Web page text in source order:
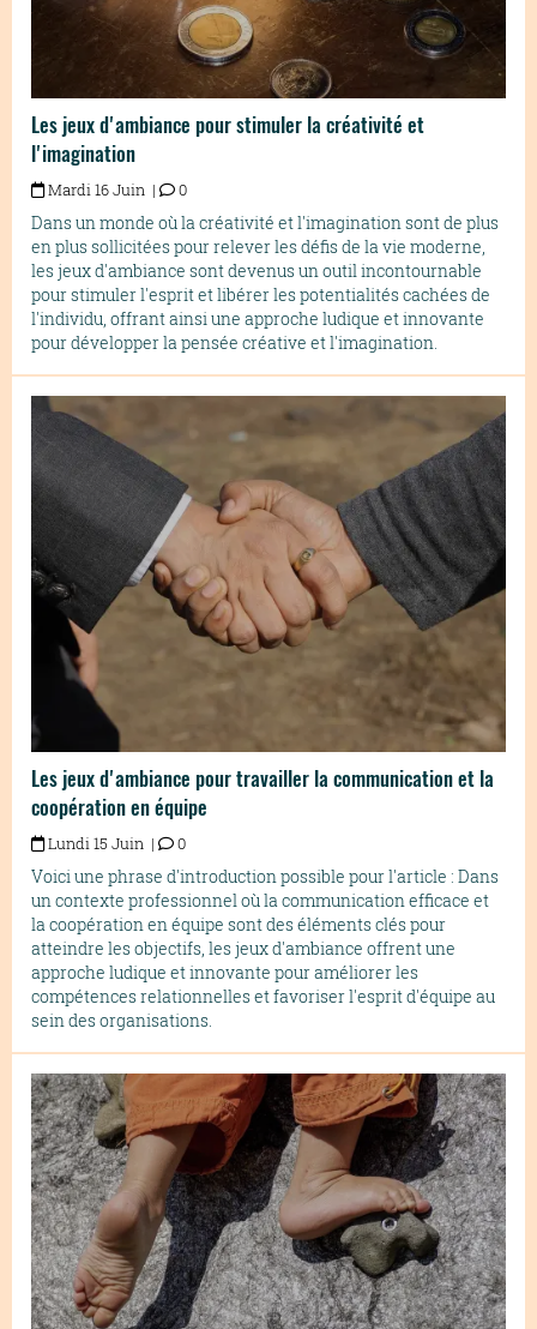
Les jeux d'ambiance pour stimuler la créativité et
l'imagination
Mardi 16 Juin | 0
Dans un monde où la créativité et l'imagination sont de plus
en plus sollicitées pour relever les défis de la vie moderne,
les jeux d'ambiance sont devenus un outil incontournable
pour stimuler l'esprit et libérer les potentialités cachées de
l'individu, offrant ainsi une approche ludique et innovante
pour développer la pensée créative et l'imagination.
Les jeux d'ambiance pour travailler la communication et la
coopération en équipe
Lundi 15 Juin | 0
Voici une phrase d'introduction possible pour l'article : Dans
un contexte professionnel où la communication efficace et
la coopération en équipe sont des éléments clés pour
atteindre les objectifs, les jeux d'ambiance offrent une
approche ludique et innovante pour améliorer les
compétences relationnelles et favoriser l'esprit d'équipe au
sein des organisations.